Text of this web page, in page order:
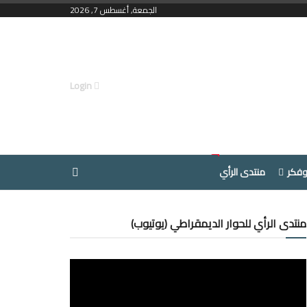
الجمعة, أغسطس 7, 2026
منتدى الرأي
منتدى الرأي للحوار الديمقراطي (يوتيوب)